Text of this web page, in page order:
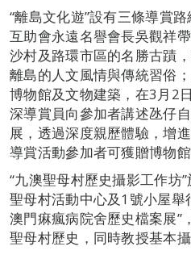
“離島文化遊”設有三條導賞
互助會永遠名譽會長吳觀祥
沙村及路環市區的名勝古蹟
離島的人文風情與傳統習俗
博物館及文物建築，在3月2
深導賞員向參加者講述氹仔
展，透過深度親歷體驗，增
導賞活動參加者可獲贈博物館
“九澳聖母村歷史攝影工作坊
聖母村活動中心及1號小屋
澳門痳瘋病院舍歷史檔案展”
聖母村歷史，同時教授基本攝